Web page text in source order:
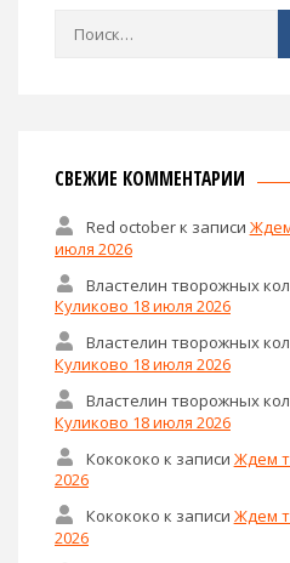
Найти:
СВЕЖИЕ КОММЕНТАРИИ
Red octoberк записи
июля 2026
Властелин творожных
Куликово 18 июля 2026
Властелин творожных
Куликово 18 июля 2026
Властелин творожных
Куликово 18 июля 2026
Кокококо к записи Ждем
2026
Кокококо к записи Ждем
2026